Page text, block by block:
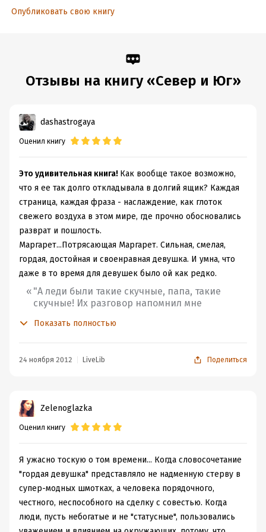
Переводчик:Татьяна Осина
Опубликовать свою книгу
Отзывы на книгу «Север и Юг»
dashastrogaya
Оценил книгу
Это удивительная книга! Как вообще такое возможно,
что я ее так долго откладывала в долгий ящик? Каждая
страница, каждая фраза - наслаждение, как глоток
свежего воздуха в этом мире, где прочно обосновались
разврат и пошлость.
Маргарет...Потрясающая Маргарет. Сильная, смелая,
гордая, достойная и своенравная девушка. И умна, что
даже в то время для девушек было ой как редко.
"А леди были такие скучные, папа, такие
скучные! Их разговор напомнил мне
существительных нужно составить
Здесь кто-то писал, что надо бы ей быть проще. Но
Вопрос только в том, хорошо ли это. Раньше они знали,
что надо не размениваться, а беречь себя для того, кто
вашему?
Джон Торнтон. Настоящий мужчина, которого теперь я
считаю абсолютным идеалом. Умный, сильный,
сдержанный и целеустремленный. Именно с ним любая
женщина почувствует себя как за каменной стеной. Но
Показать полностью
24 ноября 2012 LiveLib Поделиться
Zelenoglazka
Оценил книгу
Я ужасно тоскую о том времени... Когда словосочетание
"гордая девушка" представляло не надменную стерву в
супер-модных шмотках, а человека порядочного,
честного, неспособного на сделку с совестью. Когда
люди, пусть небогатые и не "статусные", пользовались